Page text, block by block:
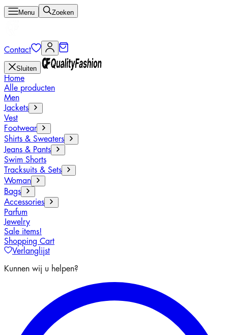
Menu Zoeken
Contact
Sluiten
Home
Alle producten
Men
Jackets
Vest
Footwear
Shirts & Sweaters
Jeans & Pants
Swim Shorts
Tracksuits & Sets
Woman
Bags
Accessories
Parfum
Jewelry
Sale items!
Shopping Cart
Verlanglijst
Kunnen wij u helpen?